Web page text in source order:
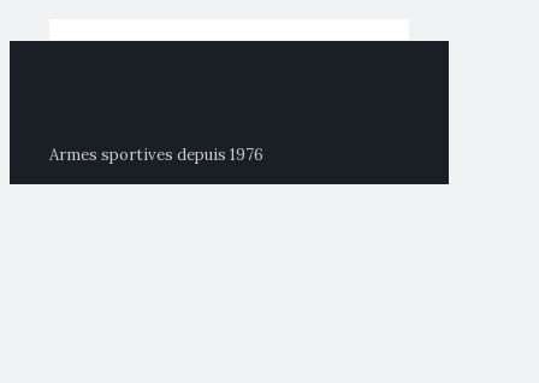
Armes sportives depuis 1976